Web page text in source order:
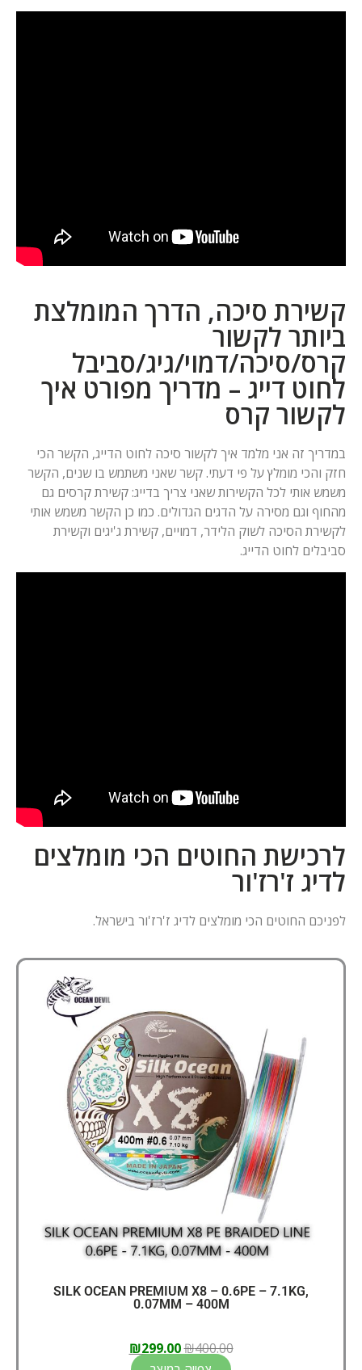
קשירת סיכה, הדרך המומלצת
ביותר לקשור
קרס/סיכה/דמוי/גיג/סביבל
לחוט דייג – מדריך מפורט איך
לקשור קרס
במדריך זה אני מלמד איך לקשור סיכה לחוט הדייג, הקשר הכי
חזק והכי מומלץ על פי דעתי. קשר שאני משתמש בו שנים, הקשר
משמש אותי לכל הקשירות שאני צריך בדייג: קשירת קרסים גם
מהחוף וגם מסירה על הדגים הגדולים. כמו כן הקשר משמש אותי
לקשירת הסיכה לשוק הלידר, דמויים, קשירת ג'יגים וקשירת
סביבלים לחוט הדייג.
לרכישת החוטים הכי מומלצים
לדיג ז'רז'ור
לפניכם החוטים הכי מומלצים לדיג ז'רז'ור בישראל.
SILK OCEAN PREMIUM X8 – 0.6PE – 7.1KG,
0.07MM – 400M
₪400.00
₪299.00